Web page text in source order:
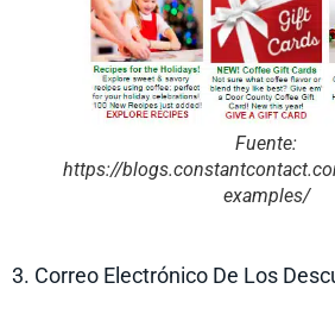
Fuente:
https://
examples/
3. Correo Electrónico De Los